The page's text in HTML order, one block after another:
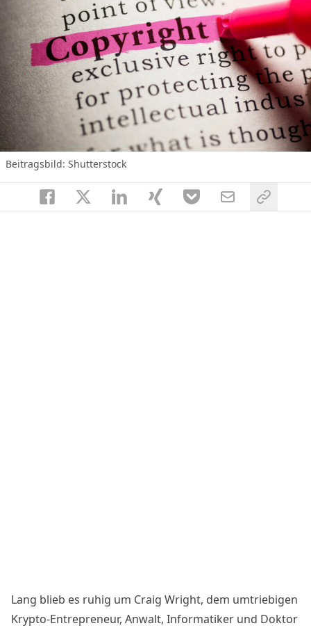
Beitragsbild: Shutterstock
Lang blieb es ruhig um Craig Wright, dem umtriebigen
Krypto-Entrepreneur, Anwalt, Informatiker und Doktor